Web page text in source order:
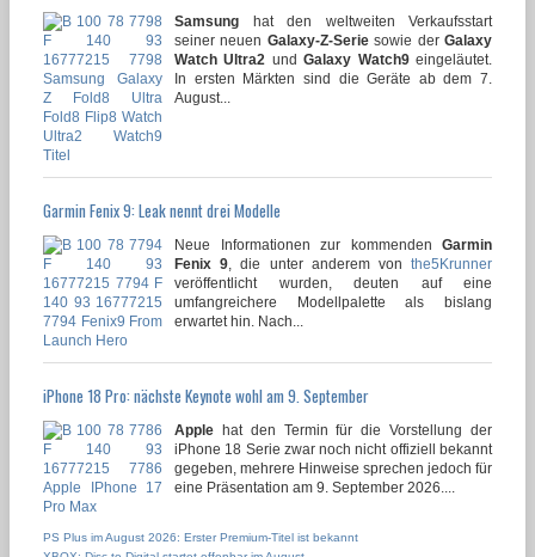
Samsung hat den weltweiten Verkaufsstart
seiner neuen Galaxy-Z-Seriesowie derGalaxy
Watch Ultra2 undGalaxy Watch9eingeläutet.
In ersten Märkten sind die Geräte ab dem 7.
August...
Garmin Fenix 9: Leak nennt drei Modelle
Neue Informationen zur kommenden Garmin
Fenix 9 , die unter anderem vonthe5Krunner
veröffentlicht wurden, deuten auf eine
umfangreichere Modellpalette als bislang
erwartet hin. Nach...
iPhone 18 Pro: nächste Keynote wohl am 9. September
Apple hat den Termin für die Vorstellung der
iPhone 18 Serie zwar noch nicht offiziell bekannt
gegeben, mehrere Hinweise sprechen jedoch für
eine Präsentation am 9. September 2026....
PS Plus im August 2026: Erster Premium-Titel ist bekannt